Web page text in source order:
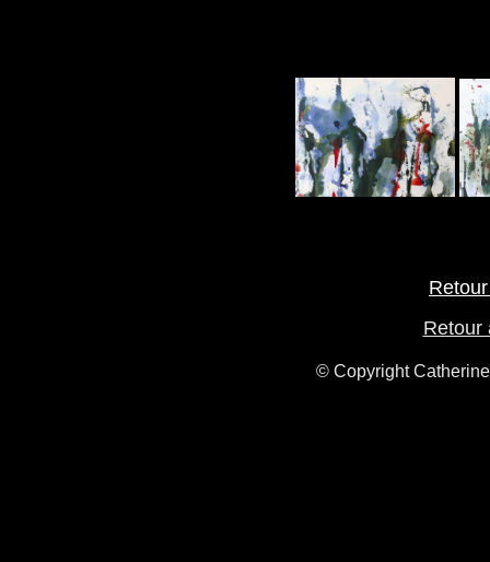
Retour
© Copyright